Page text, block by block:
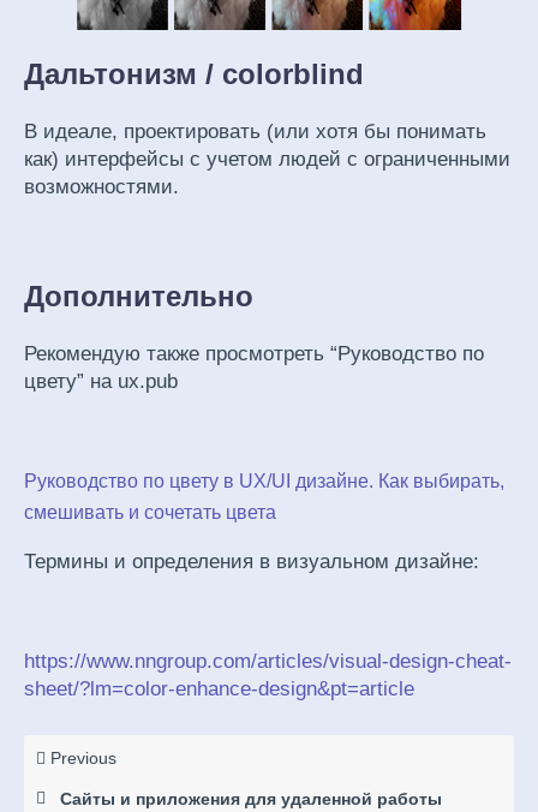
Дальтонизм / colorblind
В идеале, проектировать (или хотя бы понимать
как) интерфейсы с учетом людей с ограниченными
возможностями.
Дополнительно
Рекомендую также просмотреть “Руководство по
цвету” на ux.pub
Руководство по цвету в UX/UI дизайне. Как выбирать,
смешивать и сочетать цвета
Термины и определения в визуальном дизайне:
https://www.nngroup.com/articles/visual-design-cheat-
sheet/?lm=color-enhance-design&pt=article
Previous
Сайты и приложения для удаленной работы